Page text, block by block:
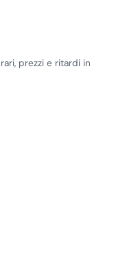
prezzi e ritardi in